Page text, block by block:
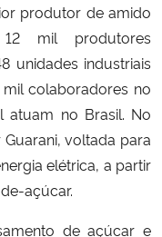
produtor de amido
mil produtores
unidades industriais
colaboradores no
atuam no Brasil. No
voltada para
elétrica, a partir
açúcar.
de açúcar e